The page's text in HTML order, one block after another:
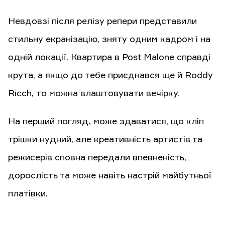
Невдовзі після релізу репери представили
стильну екранізацію, зняту одним кадром і на
одній локації. Квартира в Post Malone справді
крута, а якщо до тебе приєднався ще й Roddy
Ricch, то можна влаштовувати вечірку.
На перший погляд, може здаватися, що кліп
трішки нудний, але креативність артистів та
режисерів сповна передали впевненість,
дорослість та може навіть настрій майбутньої
платівки.